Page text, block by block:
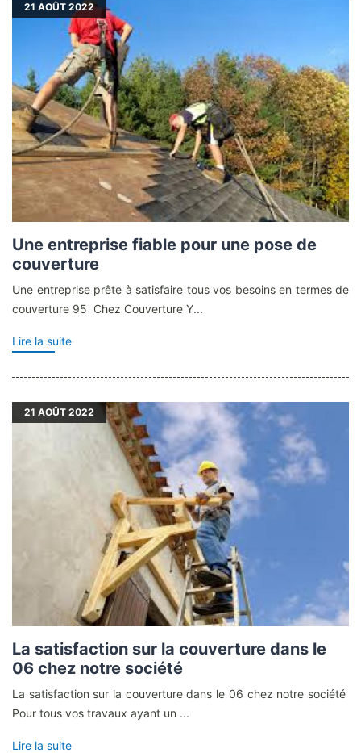
21 AOÛT 2022
Une entreprise fiable pour une pose de
couverture
Une entreprise prête à satisfaire tous vos besoins en termes de
couverture 95 Chez Couverture Y...
Lire la suite
21 AOÛT 2022
La satisfaction sur la couverture dans le
06 chez notre société
La satisfaction sur la couverture dans le 06 chez notre société
Pour tous vos travaux ayant un ...
Lire la suite